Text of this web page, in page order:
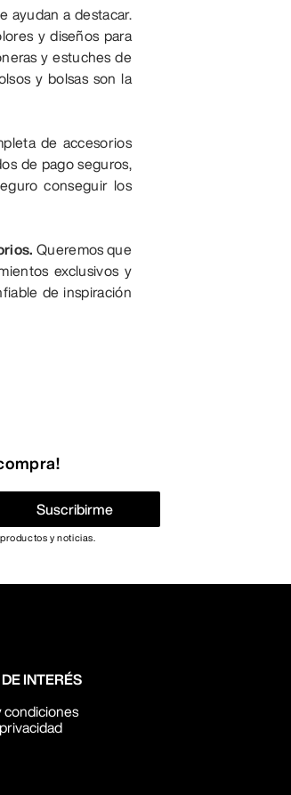
ayudan a destacar.
y diseños para
y estuches de
y bolsas son la
de accesorios
de pago seguros,
conseguir los
Queremos que
exclusivos y
de inspiración
Suscribirme
y noticias.
INTERÉS
condiciones